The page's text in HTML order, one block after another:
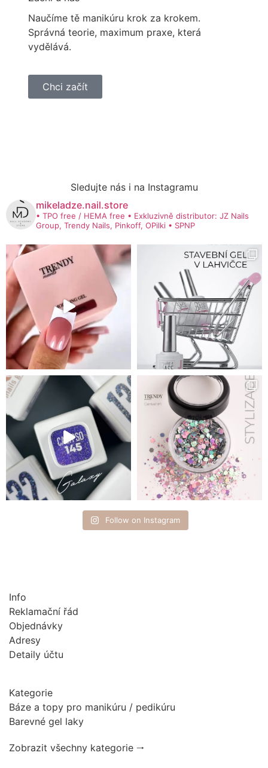
Naučíme tě manikúru krok za krokem.
Správná teorie, maximum praxe, která
vydělává.
Chci začít
Sledujte nás i na Instagramu
mikeladze.nail.store
• TPO free / HEMA free • Exkluzivně distributor: JZ Nails
Group, Trendy Nails, Pinkoff, OPilki • SPNP
Follow on Instagram
Info
Reklamační řád
Objednávky
Adresy
Detaily účtu
Kategorie
Báze a topy pro manikúru / pedikúru
Barevné gel laky
Zobrazit všechny kategorie 🠂